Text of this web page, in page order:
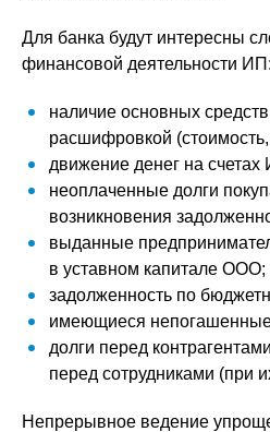
Для банка будут интересны
финансовой деятельности ИП:
наличие основных
расшифровкой
движение денег на счетах
неоплаченные долги
возникновения
выданные
в уставном капитале ООО;
задолженность по
имеющиеся
долги перед
перед сотрудниками (при
Непрерывное ведение